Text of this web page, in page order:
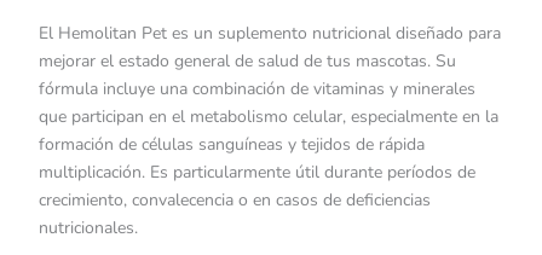
El Hemolitan Pet es un suplemento nutricional diseñado para
mejorar el estado general de salud de tus mascotas. Su
fórmula incluye una combinación de vitaminas y minerales
que participan en el metabolismo celular, especialmente en la
formación de células sanguíneas y tejidos de rápida
multiplicación. Es particularmente útil durante períodos de
crecimiento, convalecencia o en casos de deficiencias
nutricionales.